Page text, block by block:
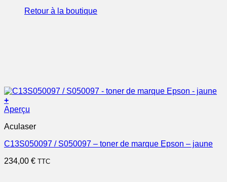
Retour à la boutique
+
Aperçu
Aculaser
C13S050097 / S050097 – toner de marque Epson – jaune
234,00 € TTC